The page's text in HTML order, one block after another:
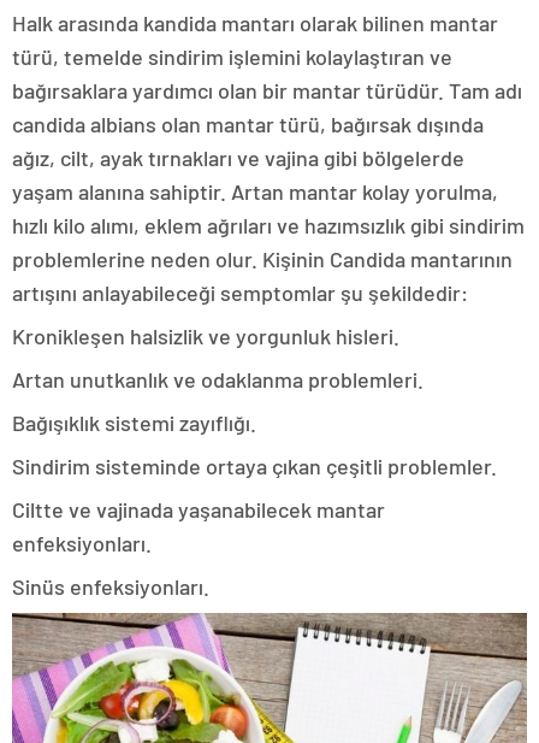
Halk arasında kandida mantarı olarak bilinen mantar
türü, temelde sindirim işlemini kolaylaştıran ve
bağırsaklara yardımcı olan bir mantar türüdür. Tam adı
candida albians olan mantar türü, bağırsak dışında
ağız, cilt, ayak tırnakları ve vajina gibi bölgelerde
yaşam alanına sahiptir. Artan mantar kolay yorulma,
hızlı kilo alımı, eklem ağrıları ve hazımsızlık gibi sindirim
problemlerine neden olur. Kişinin Candida mantarının
artışını anlayabileceği semptomlar şu şekildedir:
Kronikleşen halsizlik ve yorgunluk hisleri.
Artan unutkanlık ve odaklanma problemleri.
Bağışıklık sistemi zayıflığı.
Sindirim sisteminde ortaya çıkan çeşitli problemler.
Ciltte ve vajinada yaşanabilecek mantar
enfeksiyonları.
Sinüs enfeksiyonları.